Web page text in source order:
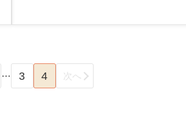
… 3 4 次へ